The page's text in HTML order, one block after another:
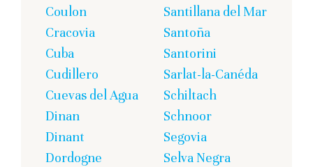
Coulon
Cracovia
Cuba
Cudillero
Cuevas del Agua
Dinan
Dinant
Dordogne
Santillana del Mar
Santoña
Santorini
Sarlat-la-Canéda
Schiltach
Schnoor
Segovia
Selva Negra